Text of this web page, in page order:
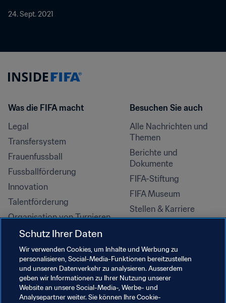
24. Sept. 2021
Was die FIFA macht
Legal
Transfersystem
Frauenfussball
Fussballförderung
Innovation
Talentförderung
Organisation von Turnieren
Nachhaltigkeit
Menschenrechte und
Antidiskriminierung
Gesundheit und Medizin
Bildungsinitiativen
Besuchen Sie auch
Alle Nachrichten und
Themen
Berichte und
Dokumente
FIFA-Stiftung
FIFA Museum
Stellen & Karriere
Schutz Ihrer Daten
Wir verwenden Cookies, um Inhalte und Werbung zu
personalisieren, Social-Media-Funktionen bereitzustellen
und unseren Datenverkehr zu analysieren. Ausserdem
geben wir Informationen zu Ihrer Nutzung unserer
Website an unsere Social-Media-, Werbe- und
Analysepartner weiter. Sie können Ihre Cookie-